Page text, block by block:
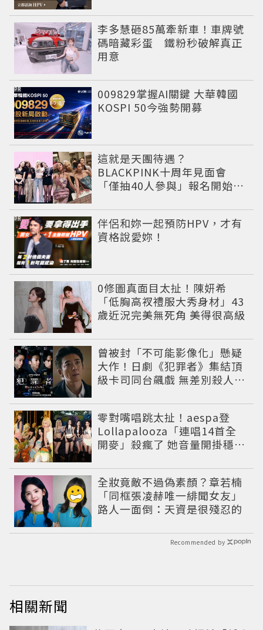
李多慧砸85萬牽新車！車牌號
碼暗藏彩蛋 鐵粉秒破解真正
用意
009829掌握AI關鍵 大華韓國
KOSPI 50今強勢開募
PR
這就是天團待遇？
BLACKPINK十周年見面會
「僅抽40人參與」報名開始到
伴侶和妳一起預防HPV，才有
資格說愛妳！
PR
0修圖真面目太扯！陳妍希
「低胸高衩禮服大秀身材」43
歲近況完美無死角 美得很高級
曾被封「不可能影像化」懸疑
大作！日劇《犯罪者》集結頂
級卡司同台飆戲 無差別殺人案
零對嘴唱跳太扯！aespa登
Lollapalooza「連唱14首全
開麥」殺瘋了 她音量開掛穩到
全妝竟敵不過偽素顏？章若楠
「同框張凌赫唯一緋聞女友」
路人一面倒：天資是很殘忍的
Recommended by
相關新聞